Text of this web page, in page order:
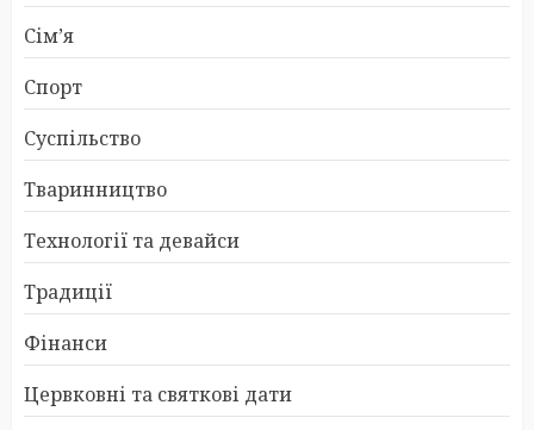
Сім’я
Спорт
Суспільство
Тваринництво
Технології та девайси
Традиції
Фінанси
Цервковні та святкові дати